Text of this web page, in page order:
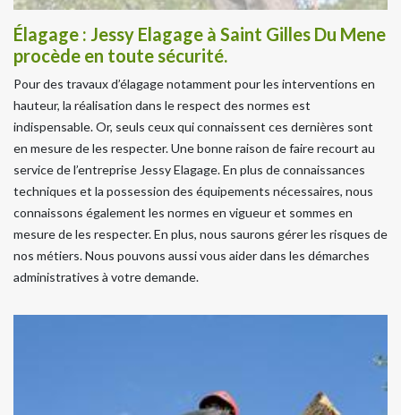
Élagage : Jessy Elagage à Saint Gilles Du Mene
procède en toute sécurité.
Pour des travaux d’élagage notamment pour les interventions en
hauteur, la réalisation dans le respect des normes est
indispensable. Or, seuls ceux qui connaissent ces dernières sont
en mesure de les respecter. Une bonne raison de faire recourt au
service de l’entreprise Jessy Elagage. En plus de connaissances
techniques et la possession des équipements nécessaires, nous
connaissons également les normes en vigueur et sommes en
mesure de les respecter. En plus, nous saurons gérer les risques de
nos métiers. Nous pouvons aussi vous aider dans les démarches
administratives à votre demande.